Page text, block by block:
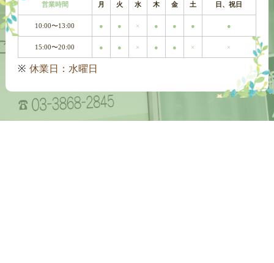
営業時間 月 火 水 木 金 土 日、祝日
10:00〜13:00 ● ● × ● ● ● ●
15:00〜20:00 ● ● × ● ● × ×
休業日：水曜日